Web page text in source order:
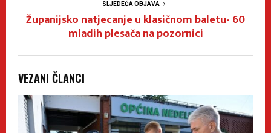
SLJEDEĆA OBJAVA
Županijsko natjecanje u klasičnom baletu- 60
mladih plesača na pozornici
VEZANI ČLANCI